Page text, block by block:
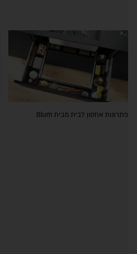
פתרונות אחסון לבית מבית Blum